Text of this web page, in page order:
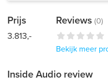
Prijs
3.813,-
Reviews (0)
Bekijk meer
Inside Audio review